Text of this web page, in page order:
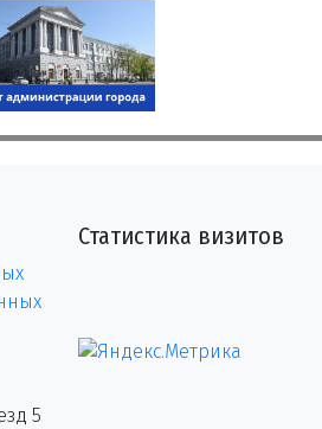
5
Статистика визитов